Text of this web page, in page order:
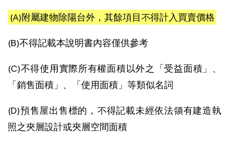
(A)附屬建物除陽台外，其餘項目不得計入買賣價格
(B)不得記載本說明書內容僅供參考
(C)不得使用實際所有權面積以外之「受益面積」、
「銷售面積」、「使用面積」等類似名詞
(D)預售屋出售標的，不得記載未經依法領有建造執
照之夾層設計或夾層空間面積